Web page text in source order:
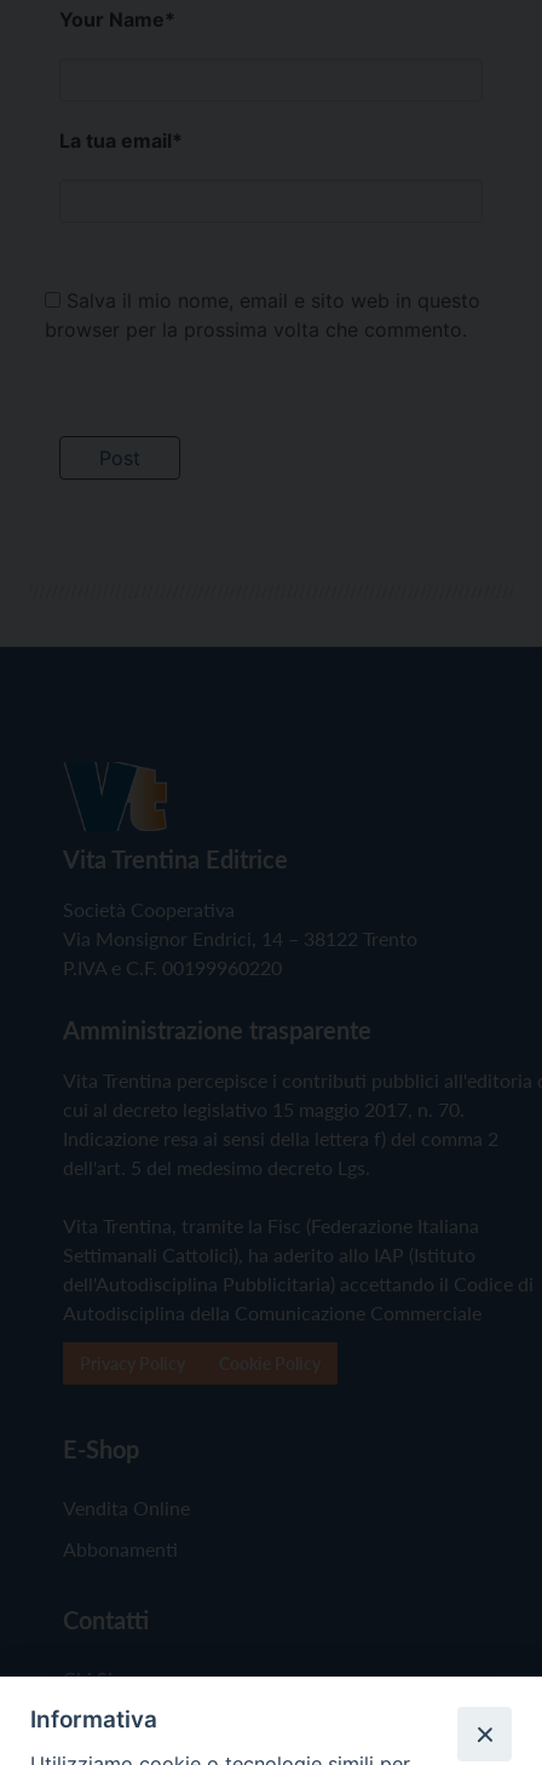
Your Name*
La tua email*
Salva il mio nome, email e sito web in questo
browser per la prossima volta che commento.
Vita Trentina Editrice
Società Cooperativa
Via Monsignor Endrici, 14 – 38122 Trento
P.IVA e C.F. 00199960220
Amministrazione trasparente
Vita Trentina percepisce i contributi pubblici all'editoria
cui al decreto legislativo 15 maggio 2017, n. 70.
Indicazione resa ai sensi della lettera f) del comma 2
dell'art. 5 del medesimo decreto Lgs.
Vita Trentina, tramite la Fisc (Federazione Italiana
Settimanali Cattolici), ha aderito allo IAP (Istituto
dell'Autodisciplina Pubblicitaria) accettando il Codice di
Autodisciplina della Comunicazione Commerciale
E-Shop
Vendita Online
Abbonamenti
Contatti
Chi Siamo
Redazione
Informativa